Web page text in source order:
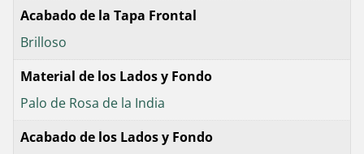
Acabado de la Tapa Frontal
Brilloso
Material de los Lados y Fondo
Palo de Rosa de la India
Acabado de los Lados y Fondo